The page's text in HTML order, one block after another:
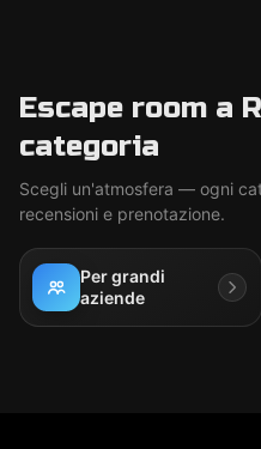
Escape room a
categoria
Scegli un'atmosfera — ogni
recensioni e prenotazione.
Per grandi
aziende